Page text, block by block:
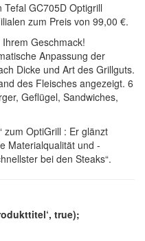
GC705D Optigrill
zum Preis von 99,00 €.
Geschmack!
Anpassung der
Dicke und Art des Grillguts.
des Fleisches angezeigt. 6
Geflügel, Sandwiches,
zum OptiGrill : Er glänzt
Materialqualität und -
bei den Steaks“.
true);